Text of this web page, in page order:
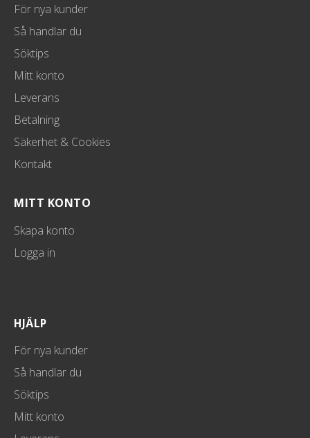
För nya kunder
Så handlar du
Söktips
Mitt konto
Leverans
Betalning
Säkerhet & Cookies
Kontakt
MITT KONTO
Skapa konto
Logga in
HJÄLP
För nya kunder
Så handlar du
Söktips
Mitt konto